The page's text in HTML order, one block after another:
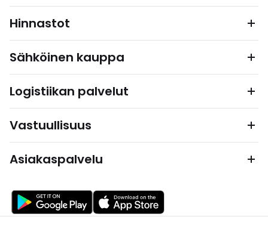
Hinnastot
Sähköinen kauppa
Logistiikan palvelut
Vastuullisuus
Asiakaspalvelu